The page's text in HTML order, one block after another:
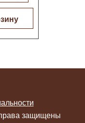
защищены